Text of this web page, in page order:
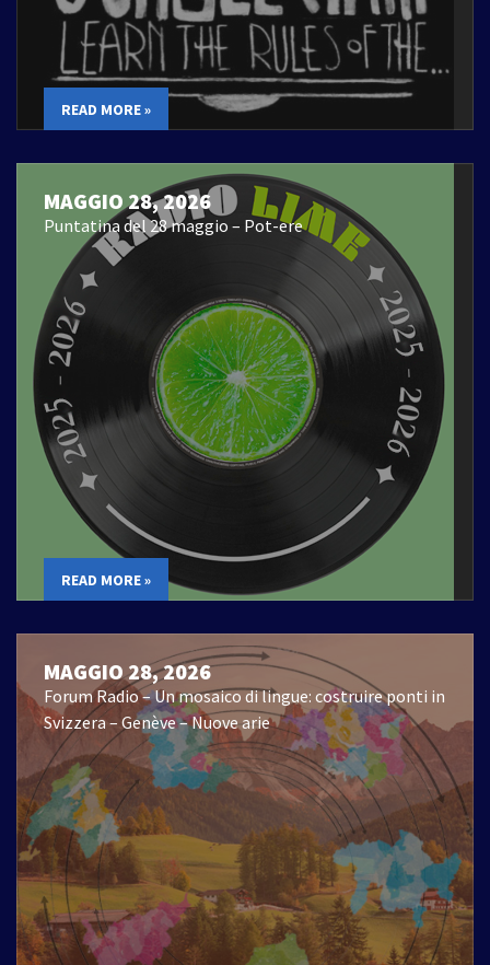
READ MORE »
MAGGIO 28, 2026
Puntatina del 28 maggio – Pot-ere
READ MORE »
MAGGIO 28, 2026
Forum Radio – Un mosaico di lingue: costruire ponti in
Svizzera – Genève – Nuove arie